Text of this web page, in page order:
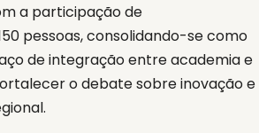
a participação de
pessoas, consolidando-se como
de integração entre academia e
o debate sobre inovação e